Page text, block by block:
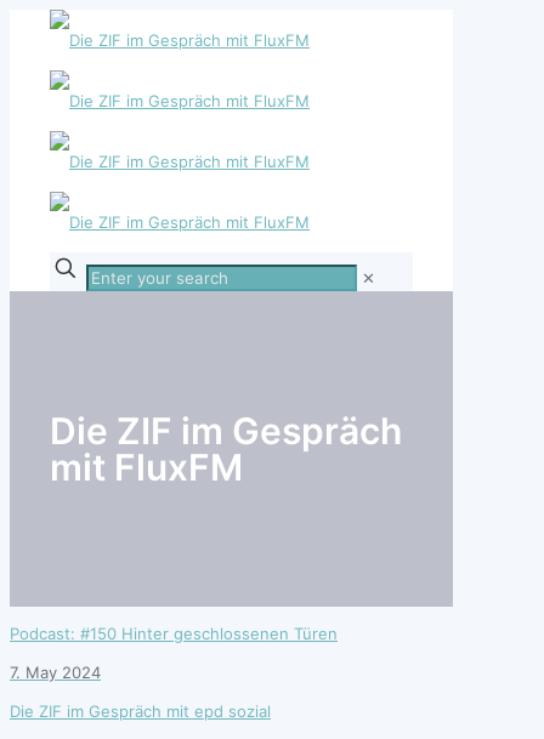
Enter
your
✕
Die ZIF im Gespräch
mit FluxFM
Podcast: #150 Hinter geschlossenen Türen
7. May 2024
Die ZIF im Gespräch mit epd sozial